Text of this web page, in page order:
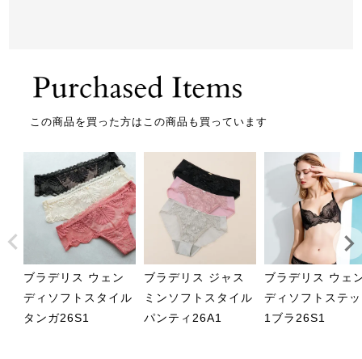
この商品を買った方はこの商品も買っています
ブラデリス ウェン
ディソフトスタイル
タンガ26S1
ブラデリス ジャス
ミンソフトスタイル
パンティ26A1
ブラデリス ウェ
ディソフトステ
1ブラ26S1